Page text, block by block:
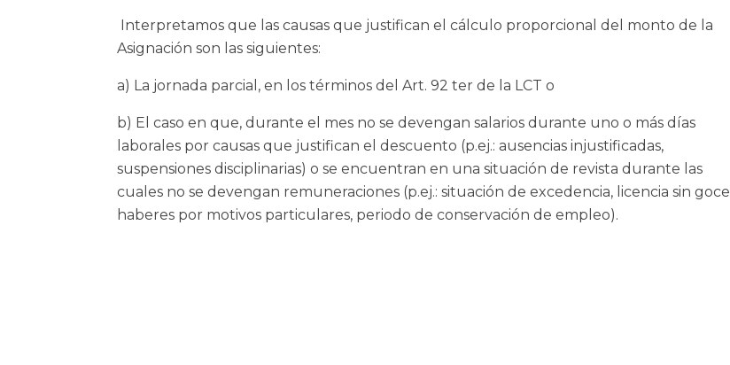
Interpretamos que las causas que justifican el cálculo proporcional del monto de la
Asignación son las siguientes:
a) La jornada parcial, en los términos del Art. 92 ter de la LCT o
b) El caso en que, durante el mes no se devengan salarios durante uno o más días
laborales por causas que justifican el descuento (p.ej.: ausencias injustificadas,
suspensiones disciplinarias) o se encuentran en una situación de revista durante las
cuales no se devengan remuneraciones (p.ej.: situación de excedencia, licencia sin goce
haberes por motivos particulares, periodo de conservación de empleo).